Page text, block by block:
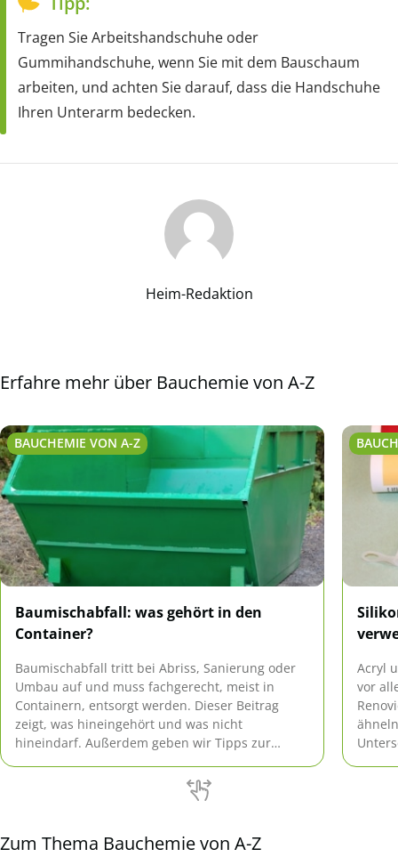
Tragen Sie Arbeitshandschuhe oder
Gummihandschuhe, wenn Sie mit dem Bauschaum
arbeiten, und achten Sie darauf, dass die Handschuhe
Ihren Unterarm bedecken.
Heim-Redaktion
Erfahre mehr über Bauchemie von A-Z
BAUCHEMIE VON A-Z
Baumischabfall: was gehört in den
Container?
Baumischabfall tritt bei Abriss, Sanierung oder
Umbau auf und muss fachgerecht, meist in
Containern, entsorgt werden. Dieser Beitrag
zeigt, was hineingehört und was nicht
hineindarf. Außerdem geben wir Tipps zur
Kosten einer Containermiete.
Acryl
vor
Zum Thema Bauchemie von A-Z